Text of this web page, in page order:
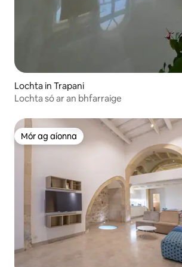
Lochta in Trapani
Lochta só ar an bhfarraige
Mór ag aíonna
Mór ag aíonna